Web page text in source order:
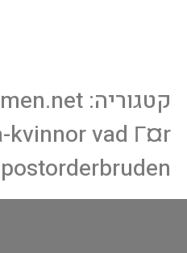
קטגוריה:
kvinnor vad Г¤r
postorderbruden?